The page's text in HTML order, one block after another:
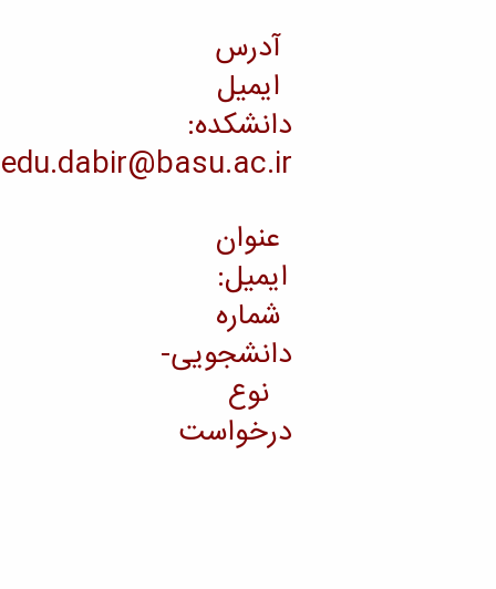
آدرس
ایمیل
دانشکده:
eng.edu.dabir@basu.ac.ir
عنوان
ایمیل:
شماره
دانشجویی-
درخواست